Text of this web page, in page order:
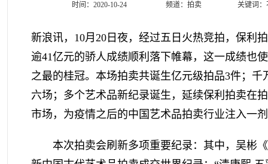
时间：2020-10-24 频道： 拍卖 关键词
新浪讯，10月20日夜，经过五日火热竞拍，保利
逾41亿元的骄人成绩顺利落下帷幕，这一成绩也
之最的桂冠。本场拍卖共诞生亿元级拍品3件；千
六场；多个艺术品新纪录诞生，延续保利拍卖在
市场，为疫情之后的中国艺术品拍卖行业注入一
本次拍卖会刷新多项重要纪录：其中，吴彬《